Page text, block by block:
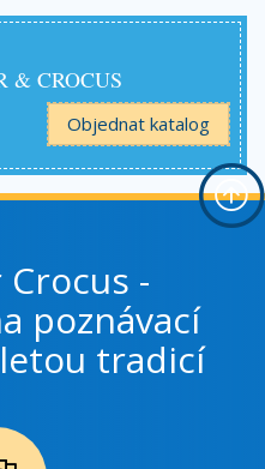
& CROCUS
Objednat katalog
Crocus -
poznávací
tradicí